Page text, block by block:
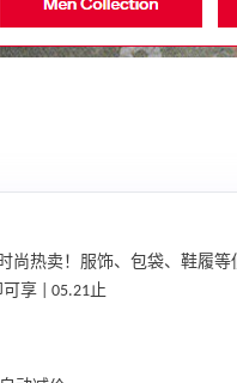
时尚热卖！服饰、包袋、鞋履等
享 | 05.21止